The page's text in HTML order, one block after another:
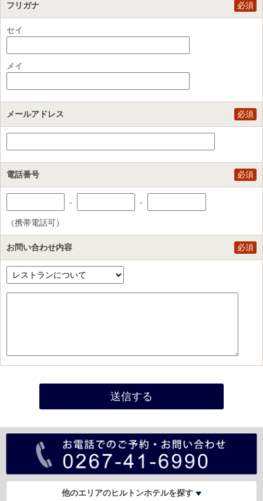
フリガナ 必須
セイ
メイ
メールアドレス 必須
電話番号 必須
- -
（携帯電話可）
お問い合わせ内容 必須
他のエリアのヒルトンホテルを探す